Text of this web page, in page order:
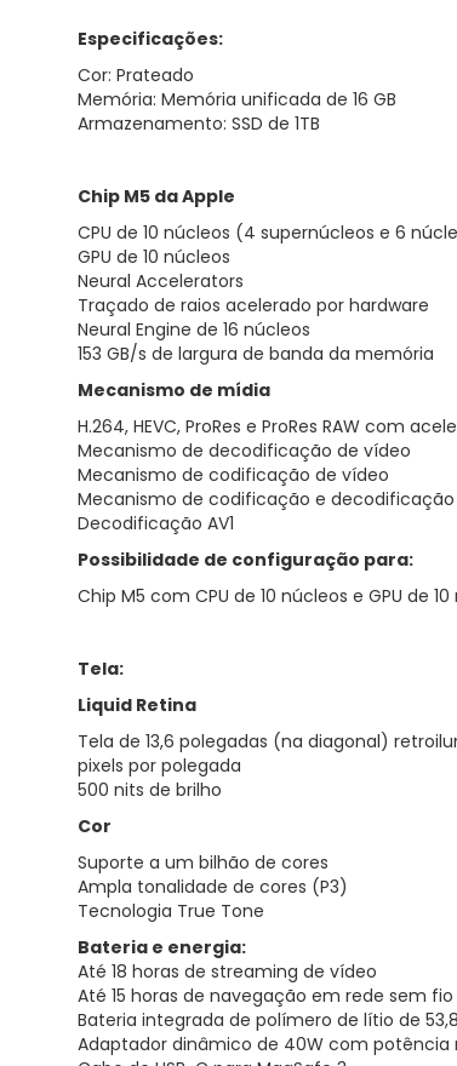
Especificações:
Cor: Prateado
Memória: Memória unificada de 16 GB
Armazenamento: SSD de 1TB
Chip M5 da Apple
CPU de 10 núcleos (4 supernúcleos e 6
GPU de 10 núcleos
Neural Accelerators
Traçado de raios acelerado por hardware
Neural Engine de 16 núcleos
153 GB/s de largura de banda da memória
Mecanismo de mídia
H.264, HEVC, ProRes e ProRes RAW com
Mecanismo de decodificação de vídeo
Mecanismo de codificação de vídeo
Mecanismo de codificação e decodificação
Decodificação AV1
Possibilidade de configuração para:
Chip M5 com CPU de 10 núcleos e GPU de
Tela:
Liquid Retina
Tela de 13,6 polegadas (na diagonal)
pixels por polegada
500 nits de brilho
Cor
Suporte a um bilhão de cores
Ampla tonalidade de cores (P3)
Tecnologia True Tone
Bateria e energia:
Até 18 horas de streaming de vídeo
Até 15 horas de navegação em rede sem fio
Bateria integrada de polímero de lítio de
Adaptador dinâmico de 40W com potência